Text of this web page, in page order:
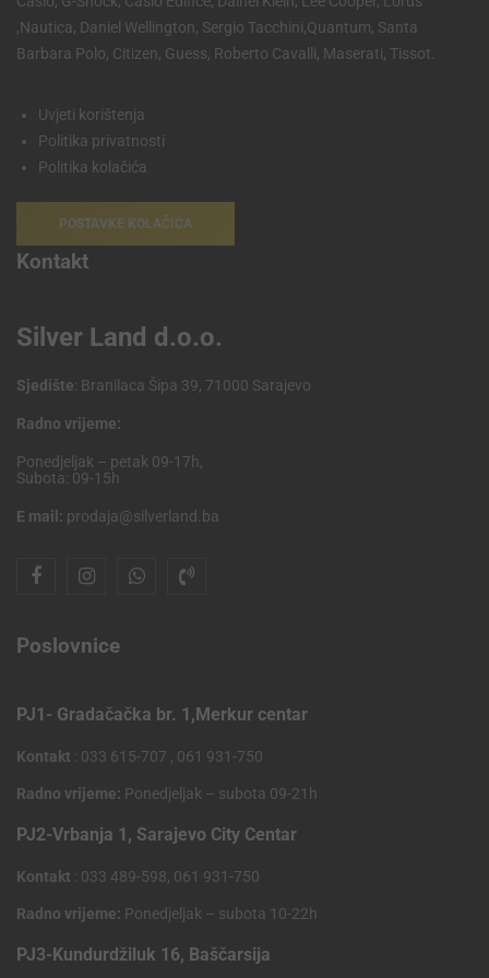
,Nautica, Daniel Wellington, Sergio Tacchini,Quantum, Santa
Barbara Polo, Citizen, Guess, Roberto Cavalli, Maserati, Tissot.
Uvjeti korištenja
Politika privatnosti
Politika kolačića
POSTAVKE KOLAČIĆA
Kontakt
Silver Land d.o.o.
Sjedište: Branilaca Šipa 39, 71000 Sarajevo
Radno vrijeme:
Ponedjeljak – petak 09-17h,
Subota: 09-15h
E mail: prodaja@silverland.ba
Poslovnice
PJ1- Gradačačka br. 1,Merkur centar
Kontakt : 033 615-707 , 061 931-750
Radno vrijeme: Ponedjeljak – subota 09-21h
PJ2-Vrbanja 1, Sarajevo City Centar
Kontakt : 033 489-598, 061 931-750
Radno vrijeme: Ponedjeljak – subota 10-22h
PJ3-Kundurdžiluk 16, Baščarsija